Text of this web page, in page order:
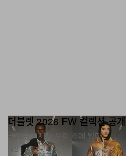
패션
더블렛 2026 FW 컬렉션 공개
공기는 언제나 우리 곁에 있다.
Jan 27, 2026